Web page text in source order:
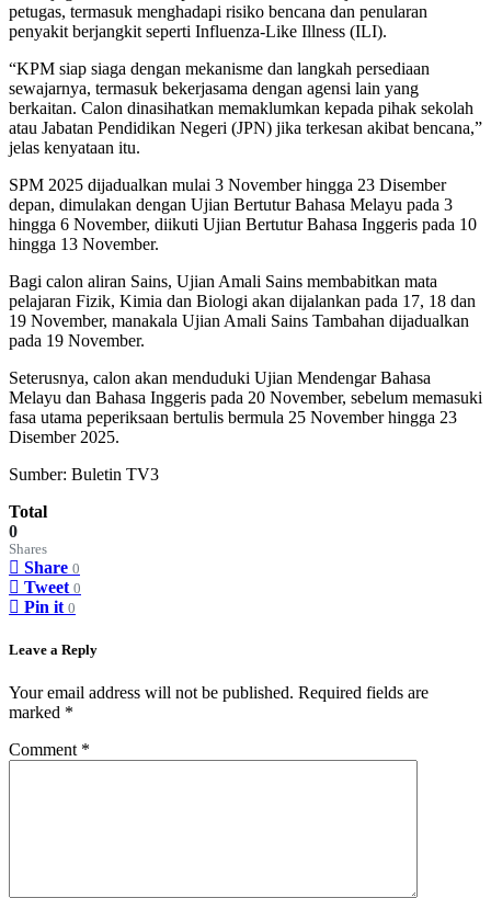
petugas, termasuk menghadapi risiko bencana dan penularan
penyakit berjangkit seperti Influenza-Like Illness (ILI).
“KPM siap siaga dengan mekanisme dan langkah persediaan
sewajarnya, termasuk bekerjasama dengan agensi lain yang
berkaitan. Calon dinasihatkan memaklumkan kepada pihak sekolah
atau Jabatan Pendidikan Negeri (JPN) jika terkesan akibat bencana,”
jelas kenyataan itu.
SPM 2025 dijadualkan mulai 3 November hingga 23 Disember
depan, dimulakan dengan Ujian Bertutur Bahasa Melayu pada 3
hingga 6 November, diikuti Ujian Bertutur Bahasa Inggeris pada 10
hingga 13 November.
Bagi calon aliran Sains, Ujian Amali Sains membabitkan mata
pelajaran Fizik, Kimia dan Biologi akan dijalankan pada 17, 18 dan
19 November, manakala Ujian Amali Sains Tambahan dijadualkan
pada 19 November.
Seterusnya, calon akan menduduki Ujian Mendengar Bahasa
Melayu dan Bahasa Inggeris pada 20 November, sebelum memasuki
fasa utama peperiksaan bertulis bermula 25 November hingga 23
Disember 2025.
Sumber: Buletin TV3
Total
0
Shares
Share 0
Tweet 0
Pin it 0
Leave a Reply
Your email address will not be published. Required fields are
marked *
Comment *